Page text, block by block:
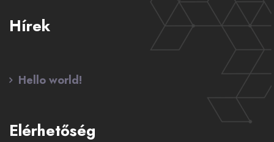
Hírek
Hello world!
Elérhetőség